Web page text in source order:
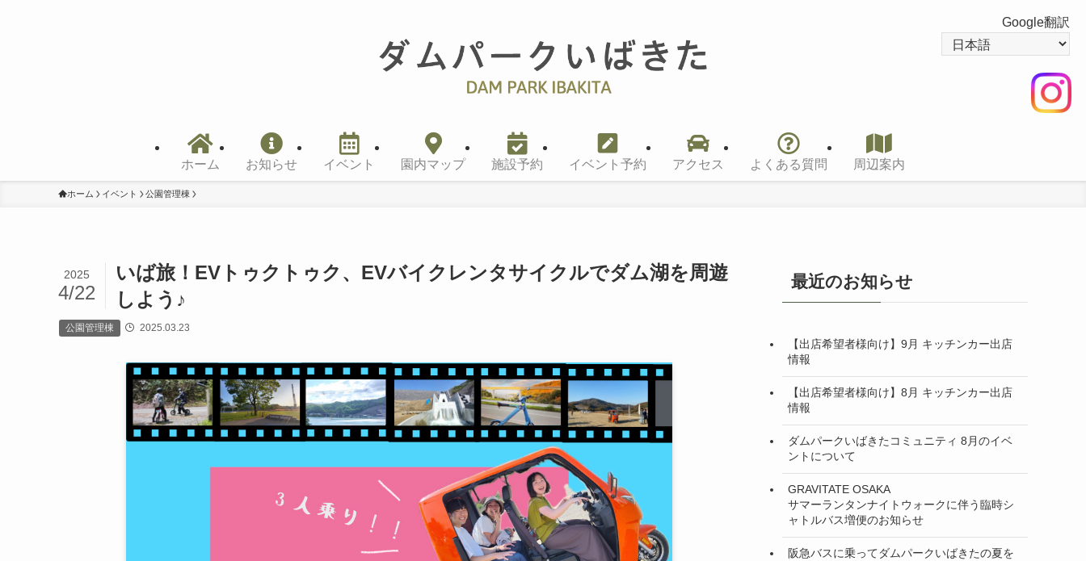
ホーム お知らせ イベント 園内マップ 施設予約 イベント予約 アクセス よくある質問 周辺案内
Google翻訳
ホーム イベント 公園管理棟
いば旅！EVトゥクトゥク、EVバイクレンタサイクルでダム湖を周遊
しよう♪
2025
4/22
公園管理棟 2025.03.23
最近のお知らせ
【出店希望者様向け】9月 キッチンカー出店
情報
【出店希望者様向け】8月 キッチンカー出店
情報
ダムパークいばきたコミュニティ 8月のイベ
ントについて
GRAVITATE OSAKA
サマーランタンナイトウォークに伴う臨時シ
ャトルバス増便のお知らせ
阪急バスに乗ってダムパークいばきたの夏を